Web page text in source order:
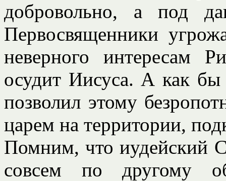
добровольно, а под
Первосвященники
неверного интересам
осудит Иисуса. А как бы
позволил этому
царем на территории,
Помним, что иудейский
совсем по другому